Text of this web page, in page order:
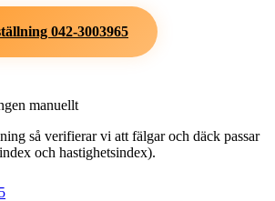
042-3003965
manuellt
så verifierar vi att fälgar och däck passar
och hastighetsindex).